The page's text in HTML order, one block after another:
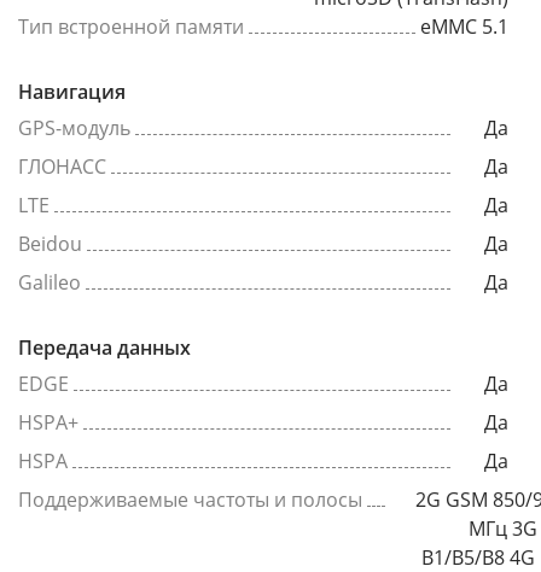
Тип встроенной памяти
eMMC 5.1
Навигация
GPS-модуль
Да
ГЛОНАСС
Да
LTE
Да
Beidou
Да
Galileo
Да
Передача данных
EDGE
Да
HSPA+
Да
HSPA
Да
Поддерживаемые частоты и полосы
2G GSM 850/
МГц 3G
B1/B5/B8 4G